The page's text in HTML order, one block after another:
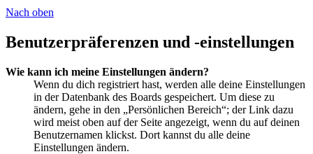
Nach oben
Benutzerpräferenzen und -einstellungen
Wie kann ich meine Einstellungen ändern?
Wenn du dich registriert hast, werden alle deine Einstellungen
in der Datenbank des Boards gespeichert. Um diese zu
ändern, gehe in den „Persönlichen Bereich“; der Link dazu
wird meist oben auf der Seite angezeigt, wenn du auf deinen
Benutzernamen klickst. Dort kannst du alle deine
Einstellungen ändern.